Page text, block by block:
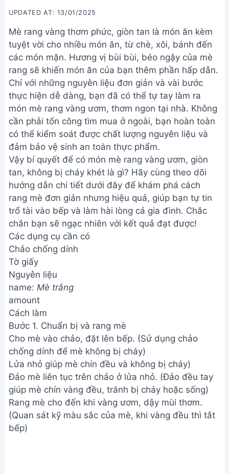
UPDATED AT: 13/01/2025
Mè rang vàng thơm phức, giòn tan là món ăn kèm
tuyệt vời cho nhiều món ăn, từ chè, xôi, bánh đến
các món mặn. Hương vị bùi bùi, béo ngậy của mè
rang sẽ khiến món ăn của bạn thêm phần hấp dẫn.
Chỉ với những nguyên liệu đơn giản và vài bước
thực hiện dễ dàng, bạn đã có thể tự tay làm ra
món mè rang vàng ươm, thơm ngon tại nhà. Không
cần phải tốn công tìm mua ở ngoài, bạn hoàn toàn
có thể kiểm soát được chất lượng nguyên liệu và
đảm bảo vệ sinh an toàn thực phẩm.
Vậy bí quyết để có món mè rang vàng ươm, giòn
tan, không bị cháy khét là gì? Hãy cùng theo dõi
hướng dẫn chi tiết dưới đây để khám phá cách
rang mè đơn giản nhưng hiệu quả, giúp bạn tự tin
trổ tài vào bếp và làm hài lòng cả gia đình. Chắc
chắn bạn sẽ ngạc nhiên với kết quả đạt được!
Các dụng cụ cần có
Chảo chống dính
Tờ giấy
Nguyên liệu
name: Mè trắng
amount
Cách làm
Bước 1. Chuẩn bị và rang mè
Cho mè vào chảo, đặt lên bếp. (Sử dụng chảo
chống dính để mè không bị cháy)
Lửa nhỏ giúp mè chín đều và không bị cháy)
Đảo mè liên tục trên chảo ở lửa nhỏ. (Đảo đều tay
giúp mè chín vàng đều, tránh bị cháy hoặc sống)
Rang mè cho đến khi vàng ươm, dậy mùi thơm.
(Quan sát kỹ màu sắc của mè, khi vàng đều thì tắt
bếp)